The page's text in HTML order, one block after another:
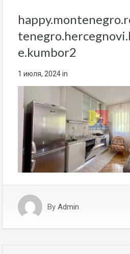
e.kumbor2
1 июля, 2024in
By Admin